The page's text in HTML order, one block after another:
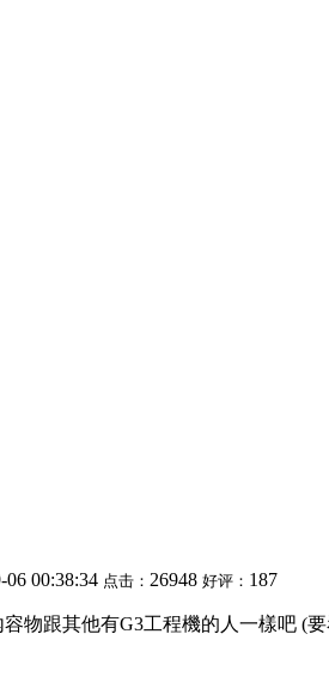
06 00:38:34 点击： 26948 好评： 187
物跟其他有G3工程機的人一樣吧 (